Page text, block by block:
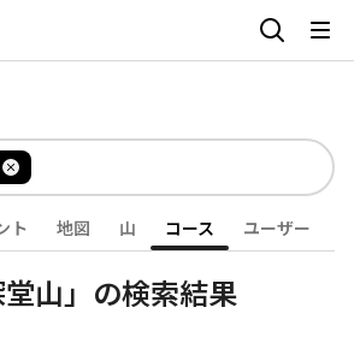
ト 地図 山 コース ユーザー
山」の検索結果